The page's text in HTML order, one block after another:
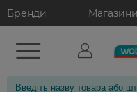
Бренди Магазини